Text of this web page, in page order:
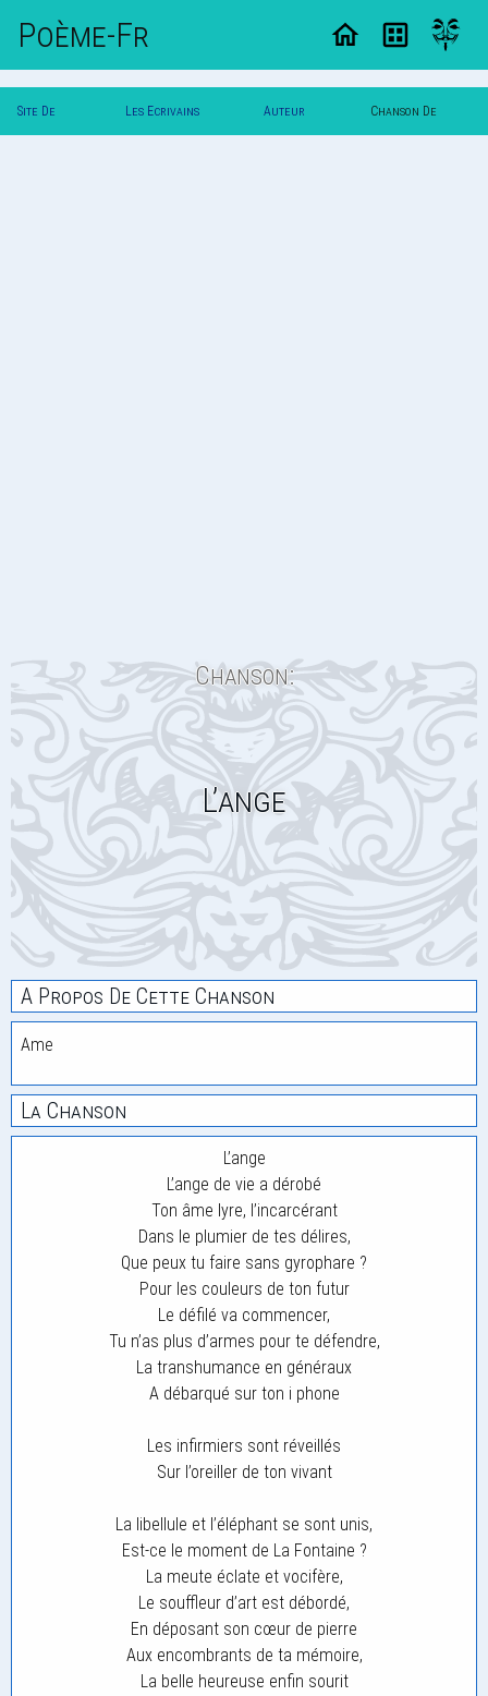
Poème-Fr
Site De Les Ecrivains Auteur Chanson De
Chanson:
L’ange
A Propos De Cette Chanson
Ame
La Chanson
L’ange
L’ange de vie a dérobé
Ton âme lyre, l’incarcérant
Dans le plumier de tes délires,
Que peux tu faire sans gyrophare ?
Pour les couleurs de ton futur
Le défilé va commencer,
Tu n’as plus d’armes pour te défendre,
La transhumance en généraux
A débarqué sur ton i phone
Les infirmiers sont réveillés
Sur l’oreiller de ton vivant
La libellule et l’éléphant se sont unis,
Est-ce le moment de La Fontaine ?
La meute éclate et vocifère,
Le souffleur d’art est débordé,
En déposant son cœur de pierre
Aux encombrants de ta mémoire,
La belle heureuse enfin sourit